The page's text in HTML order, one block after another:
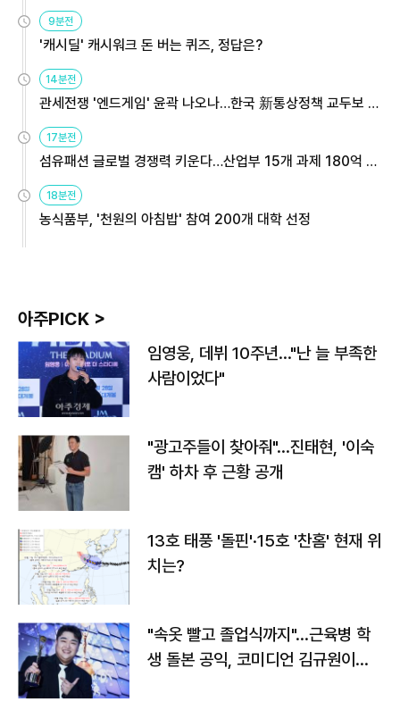
9분전
'캐시딜' 캐시워크 돈 버는 퀴즈, 정답은?
14분전
관세전쟁 '엔드게임' 윤곽 나오나…한국 新통상정책 교두보 활
용해야
17분전
섬유패션 글로벌 경쟁력 키운다…산업부 15개 과제 180억 지
원
18분전
농식품부, '천원의 아침밥' 참여 200개 대학 선정
아주PICK >
임영웅, 데뷔 10주년…"난 늘 부족한
사람이었다"
"광고주들이 찾아줘"…진태현, '이숙
캠' 하차 후 근황 공개
13호 태풍 '돌핀'·15호 '찬홈' 현재 위
치는?
"속옷 빨고 졸업식까지"…근육병 학
생 돌본 공익, 코미디언 김규원이었